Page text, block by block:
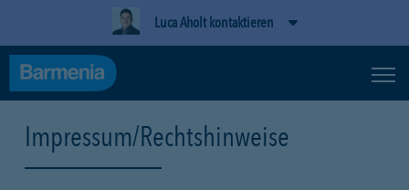
Luca Aholt kontaktieren
Impressum/Rechtshinweise